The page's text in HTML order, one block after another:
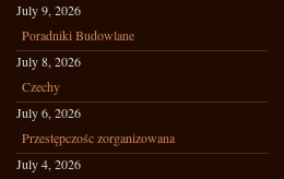
July 9, 2026
Poradniki Budowlane
July 8, 2026
Czechy
July 6, 2026
Przestępczośc zorganizowana
July 4, 2026